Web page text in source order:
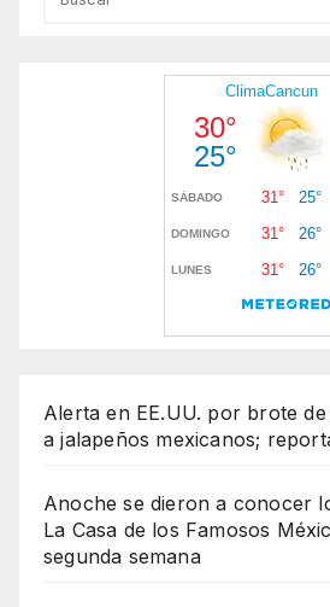
Alerta en EE.UU. por brote
a jalapeños mexicanos;
Anoche se dieron a conocer
La Casa de los Famosos
segunda semana